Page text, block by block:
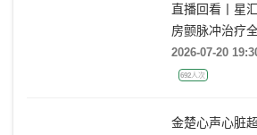
直播回看丨星
房颤脉冲治疗
2026-07-20
692人次
金楚心声心脏